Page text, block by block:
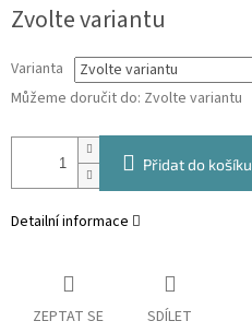
cena:
Zvolte variantu
Varianta
Můžeme doručit do: Zvolte variantu
Přidat do košíku
Detailní informace
ZEPTAT SE SDÍLET